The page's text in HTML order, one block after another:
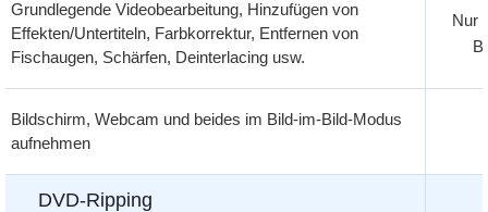
Grundlegende Videobearbeitung, Hinzufügen von
Effekten/Untertiteln, Farbkorrektur, Entfernen von
Fischaugen, Schärfen, Deinterlacing usw.
Nur
Bildschirm, Webcam und beides im Bild-im-Bild-Modus
aufnehmen
DVD-Ripping